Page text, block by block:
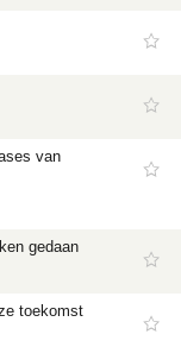
van
gedaan
toekomst